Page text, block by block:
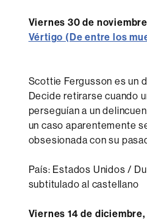
Viernes 30 de
Vértigo (De entre los
Scottie Fergusson es un
Decide retirarse cuando
perseguían a un
un caso aparentemente
obsesionada con su
País: Estados Unidos /
subtitulado al castellano
Viernes 14 de diciembre,